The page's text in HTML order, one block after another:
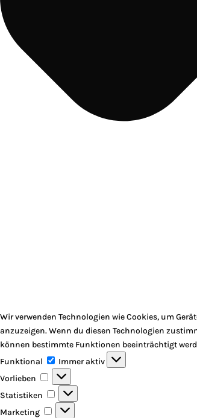
Wir verwenden Technologien wie Cookies, um
anzuzeigen. Wenn du diesen Technologien
können bestimmte Funktionen beeinträchtigt
Funktional
Funktional
Immer aktiv
Vorlieben
Vorlieben
Statistiken
Statistiken
Marketing
Marketing